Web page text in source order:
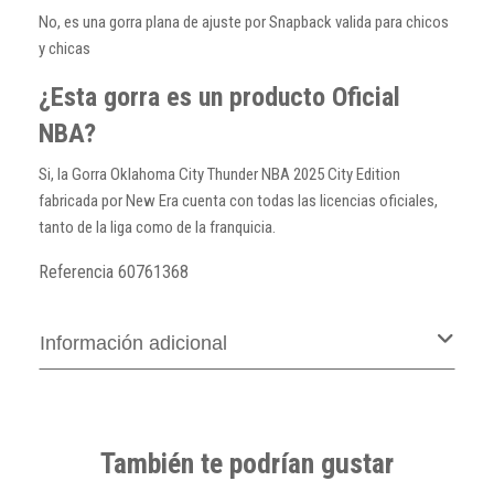
No, es una gorra plana de ajuste por Snapback valida para chicos
y chicas
¿Esta gorra es un producto Oficial
NBA?
Si, la Gorra Oklahoma City Thunder NBA 2025 City Edition
fabricada por New Era cuenta con todas las licencias oficiales,
tanto de la liga como de la franquicia.
Referencia 60761368
Información adicional
También te podrían gustar